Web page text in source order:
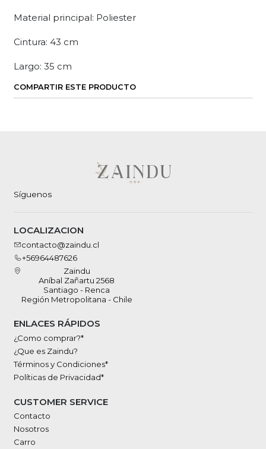
Material principal: Poliester
Cintura: 43 cm
Largo: 35 cm
COMPARTIR ESTE PRODUCTO
Síguenos
LOCALIZACION
contacto@zaindu.cl
+56964487626
Zaindu
Aníbal Zañartu 2568
Santiago - Renca
Región Metropolitana - Chile
ENLACES RÁPIDOS
¿Como comprar?*
¿Que es Zaindu?
Términos y Condiciones*
Políticas de Privacidad*
CUSTOMER SERVICE
Contacto
Nosotros
Carro